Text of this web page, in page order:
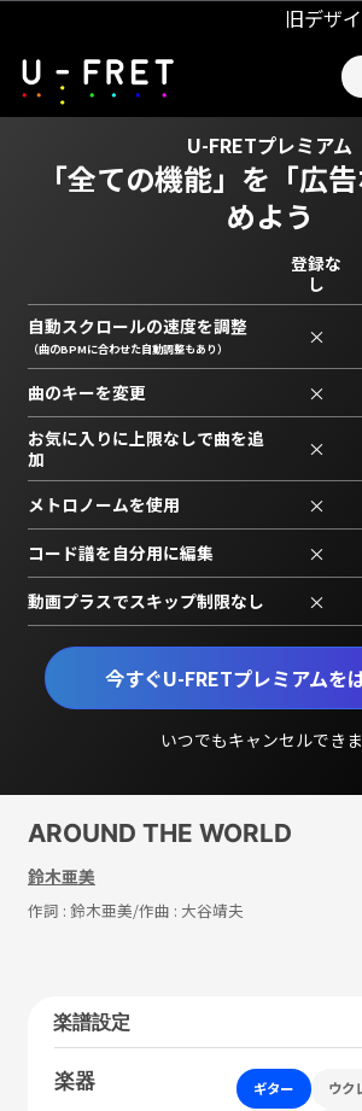
旧デザ
U-FRETプレミアム
「全ての機能」を 「広
めよう
今すぐU-FRETプレミアムを
いつでもキャンセルでき
登録な
し
自動スクロールの速度を調整
（曲のBPMに合わせた自動調整もあり） ×
曲のキーを変更 ×
お気に入りに上限なしで曲を追
加
×
メトロノームを使用 ×
コード譜を自分用に編集 ×
動画プラスでスキップ制限なし ×
AROUND THE WORLD
鈴木亜美
作詞 : 鈴木亜美/作曲 : 大谷靖夫
楽譜設定
楽器 ギター ウク